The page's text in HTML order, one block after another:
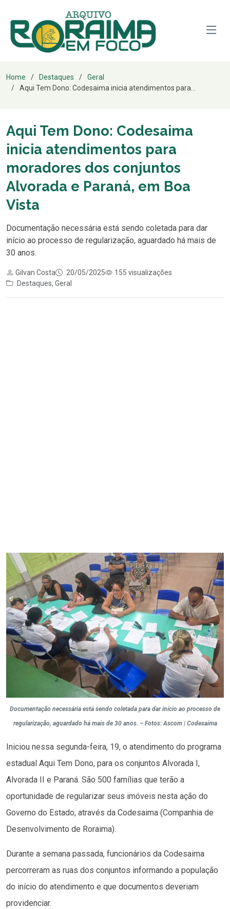
Home Destaques
Geral
Aqui Tem Dono: Codesaima inicia atendimentos para...
Aqui Tem Dono: Codesaima
inicia atendimentos para
moradores dos conjuntos
Alvorada e Paraná, em Boa
Vista
Documentação necessária está sendo coletada para dar
início ao processo de regularização, aguardado há mais de
30 anos.
Gilvan Costa 20/05/2025
155 visualizações
Destaques, Geral
Documentação necessária está sendo coletada para dar início ao processo de
regularização, aguardado há mais de 30 anos. – Fotos: Ascom | Codesaima
Iniciou nessa segunda-feira, 19, o atendimento do programa
estadual Aqui Tem Dono, para os conjuntos Alvorada I,
Alvorada II e Paraná. São 500 famílias que terão a
oportunidade de regularizar seus imóveis nesta ação do
Governo do Estado, através da Codesaima (Companhia de
Desenvolvimento de Roraima).
Durante a semana passada, funcionários da Codesaima
percorreram as ruas dos conjuntos informando a população
do início do atendimento e que documentos deveriam
providenciar.